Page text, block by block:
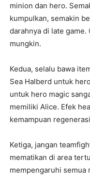
minion dan hero.
kumpulkan, semakin
darahnya di late
mungkin.
Kedua, selalu bawa
Sea Halberd untuk
untuk hero magic
memiliki Alice. Efek
kemampuan
Ketiga, jangan
mematikan di area
mempengaruhi semua